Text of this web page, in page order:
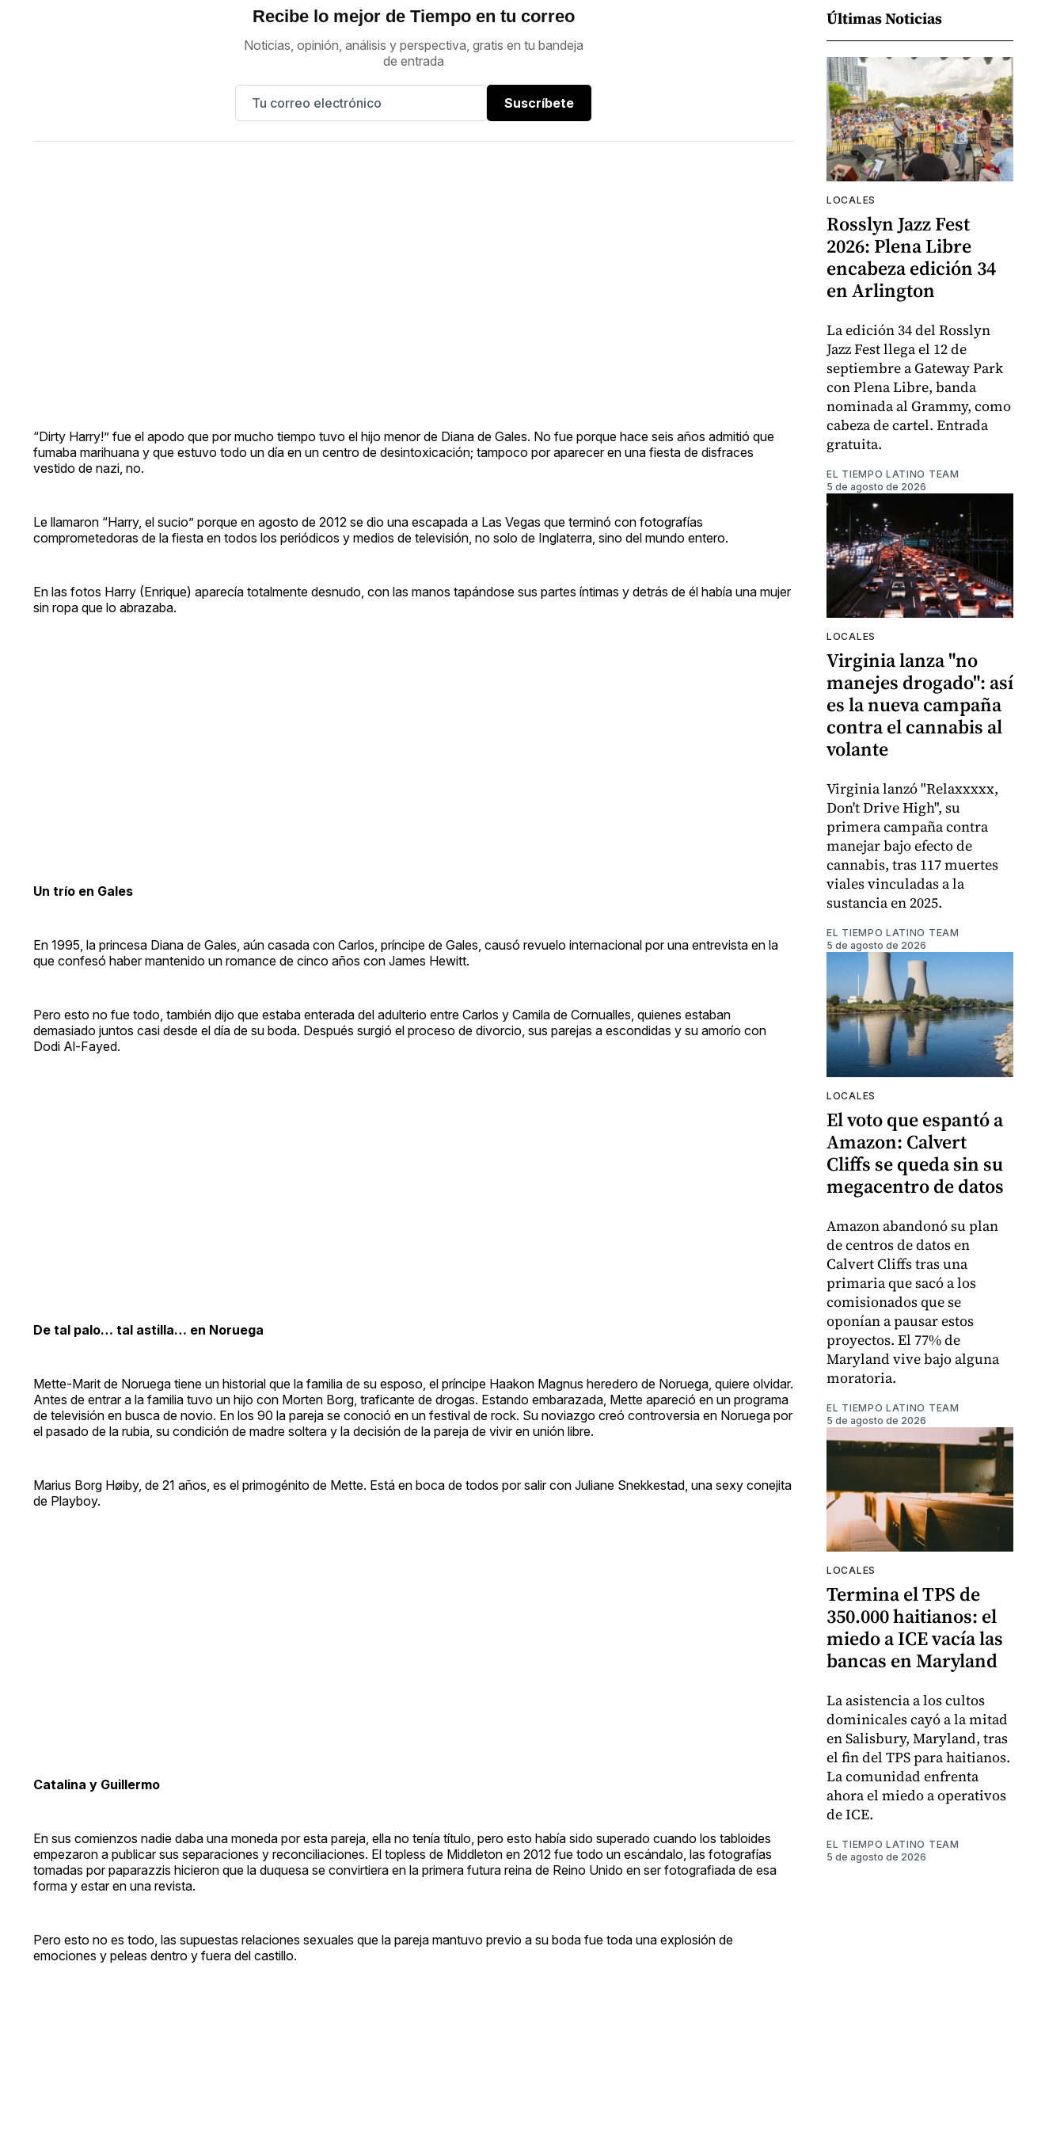
Recibe lo mejor de Tiempo en tu correo
Noticias, opinión, análisis y perspectiva, gratis en tu bandeja
de entrada
Suscríbete
“Dirty Harry!” fue el apodo que por mucho tiempo tuvo el hijo menor de Diana de Gales. No fue porque hace seis años admitió que
fumaba marihuana y que estuvo todo un día en un centro de desintoxicación; tampoco por aparecer en una fiesta de disfraces
vestido de nazi, no.
Le llamaron “Harry, el sucio” porque en agosto de 2012 se dio una escapada a Las Vegas que terminó con fotografías
comprometedoras de la fiesta en todos los periódicos y medios de televisión, no solo de Inglaterra, sino del mundo entero.
En las fotos Harry (Enrique) aparecía totalmente desnudo, con las manos tapándose sus partes íntimas y detrás de él había una mujer
sin ropa que lo abrazaba.
Un trío en Gales
En 1995, la princesa Diana de Gales, aún casada con Carlos, príncipe de Gales, causó revuelo internacional por una entrevista en la
que confesó haber mantenido un romance de cinco años con James Hewitt.
Pero esto no fue todo, también dijo que estaba enterada del adulterio entre Carlos y Camila de Cornualles, quienes estaban
demasiado juntos casi desde el día de su boda. Después surgió el proceso de divorcio, sus parejas a escondidas y su amorío con
Dodi Al-Fayed.
De tal palo… tal astilla… en Noruega
Mette-Marit de Noruega tiene un historial que la familia de su esposo, el príncipe Haakon Magnus heredero de Noruega, quiere olvidar.
Antes de entrar a la familia tuvo un hijo con Morten Borg, traficante de drogas. Estando embarazada, Mette apareció en un programa
de televisión en busca de novio. En los 90 la pareja se conoció en un festival de rock. Su noviazgo creó controversia en Noruega por
el pasado de la rubia, su condición de madre soltera y la decisión de la pareja de vivir en unión libre.
Marius Borg Høiby, de 21 años, es el primogénito de Mette. Está en boca de todos por salir con Juliane Snekkestad, una sexy conejita
de Playboy.
Catalina y Guillermo
En sus comienzos nadie daba una moneda por esta pareja, ella no tenía título, pero esto había sido superado cuando los tabloides
empezaron a publicar sus separaciones y reconciliaciones. El topless de Middleton en 2012 fue todo un escándalo, las fotografías
tomadas por paparazzis hicieron que la duquesa se convirtiera en la primera futura reina de Reino Unido en ser fotografiada de esa
forma y estar en una revista.
Pero esto no es todo, las supuestas relaciones sexuales que la pareja mantuvo previo a su boda fue toda una explosión de
emociones y peleas dentro y fuera del castillo.
Últimas Noticias
LOCALES
Rosslyn Jazz Fest
2026: Plena Libre
encabeza edición 34
en Arlington
La edición 34 del Rosslyn
Jazz Fest llega el 12 de
septiembre a Gateway Park
con Plena Libre, banda
nominada al Grammy, como
cabeza de cartel. Entrada
gratuita.
EL TIEMPO LATINO TEAM
5 de agosto de 2026
LOCALES
Virginia lanza "no
manejes drogado": así
es la nueva campaña
contra el cannabis al
volante
Virginia lanzó "Relaxxxxx,
Don't Drive High", su
primera campaña contra
manejar bajo efecto de
cannabis, tras 117 muertes
viales vinculadas a la
sustancia en 2025.
EL TIEMPO LATINO TEAM
5 de agosto de 2026
LOCALES
El voto que espantó a
Amazon: Calvert
Cliffs se queda sin su
megacentro de datos
Amazon abandonó su plan
de centros de datos en
Calvert Cliffs tras una
primaria que sacó a los
comisionados que se
oponían a pausar estos
proyectos. El 77% de
Maryland vive bajo alguna
moratoria.
EL TIEMPO LATINO TEAM
5 de agosto de 2026
LOCALES
Termina el TPS de
350.000 haitianos: el
miedo a ICE vacía las
bancas en Maryland
La asistencia a los cultos
dominicales cayó a la mitad
en Salisbury, Maryland, tras
el fin del TPS para haitianos.
La comunidad enfrenta
ahora el miedo a operativos
de ICE.
EL TIEMPO LATINO TEAM
5 de agosto de 2026